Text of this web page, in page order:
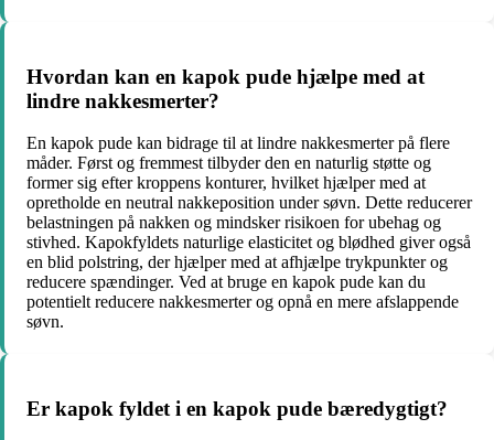
Hvordan kan en kapok pude hjælpe med at
lindre nakkesmerter?
En kapok pude kan bidrage til at lindre nakkesmerter på flere
måder. Først og fremmest tilbyder den en naturlig støtte og
former sig efter kroppens konturer, hvilket hjælper med at
opretholde en neutral nakkeposition under søvn. Dette reducerer
belastningen på nakken og mindsker risikoen for ubehag og
stivhed. Kapokfyldets naturlige elasticitet og blødhed giver også
en blid polstring, der hjælper med at afhjælpe trykpunkter og
reducere spændinger. Ved at bruge en kapok pude kan du
potentielt reducere nakkesmerter og opnå en mere afslappende
søvn.
Er kapok fyldet i en kapok pude bæredygtigt?